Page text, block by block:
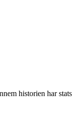
historien har